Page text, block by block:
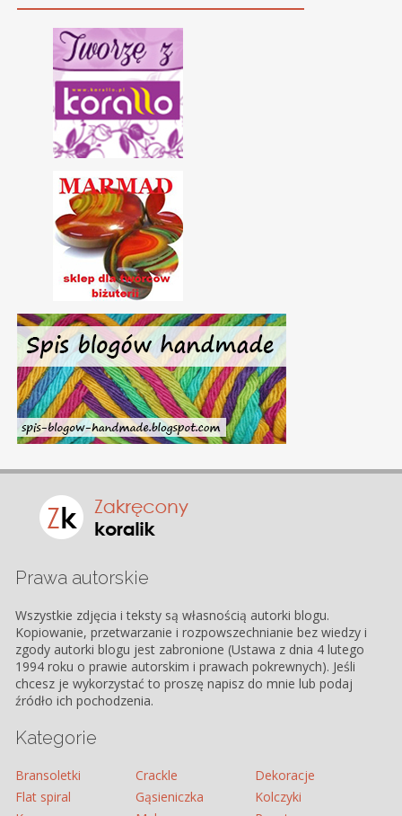
Prawa autorskie
Wszystkie zdjęcia i teksty są własnością autorki blogu.
Kopiowanie, przetwarzanie i rozpowszechnianie bez wiedzy i
zgody autorki blogu jest zabronione (Ustawa z dnia 4 lutego
1994 roku o prawie autorskim i prawach pokrewnych). Jeśli
chcesz je wykorzystać to proszę napisz do mnie lub podaj
źródło ich pochodzenia.
Kategorie
Bransoletki Crackle
Dekoracje
Flat spiral
Gąsieniczka
Kolczyki